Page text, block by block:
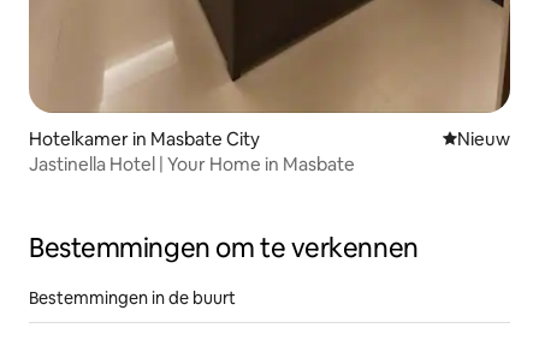
Hotelkamer in Masbate City Nieuwe
Nieuw
Jastinella Hotel | Your Home in Masbate
Bestemmingen om te verkennen
Bestemmingen in de buurt